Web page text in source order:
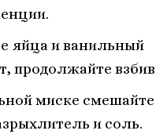
яйца и ванильный
продолжайте
миске
и соль.